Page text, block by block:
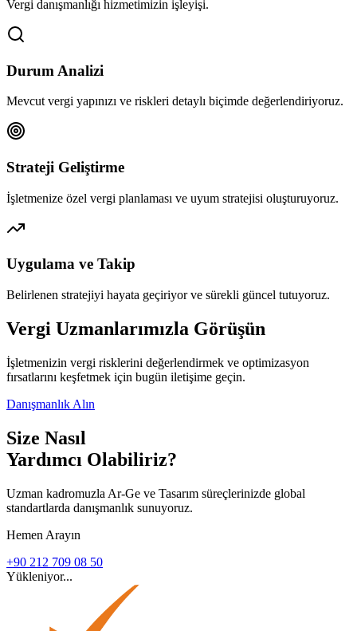
Vergi danışmanlığı hizmetimizin işleyişi.
Durum Analizi
Mevcut vergi yapınızı ve riskleri detaylı biçimde değerlendiriyoruz.
Strateji Geliştirme
İşletmenize özel vergi planlaması ve uyum stratejisi oluşturuyoruz.
Uygulama ve Takip
Belirlenen stratejiyi hayata geçiriyor ve sürekli güncel tutuyoruz.
Vergi Uzmanlarımızla Görüşün
İşletmenizin vergi risklerini değerlendirmek ve optimizasyon
fırsatlarını keşfetmek için bugün iletişime geçin.
Danışmanlık Alın
Size Nasıl
Yardımcı Olabiliriz?
Uzman kadromuzla Ar-Ge ve Tasarım süreçlerinizde global
standartlarda danışmanlık sunuyoruz.
Hemen Arayın
+90 212 709 08 50
Yükleniyor...